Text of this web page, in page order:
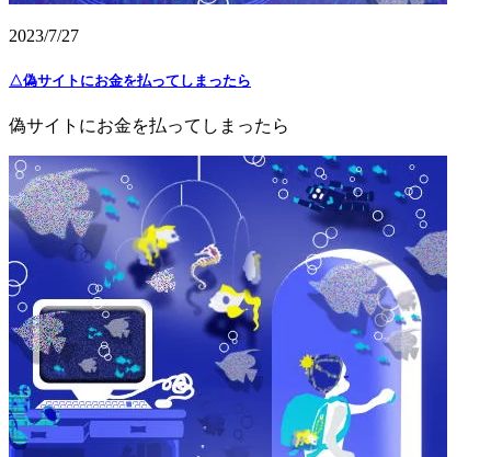
2023/7/27
△偽サイトにお金を払ってしまったら
偽サイトにお金を払ってしまったら